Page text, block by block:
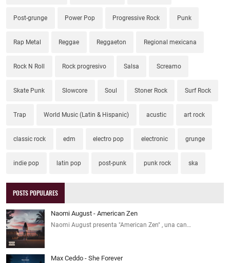
Post-grunge Power Pop Progressive Rock Punk
Rap Metal Reggae Reggaeton Regional mexicana
Rock N Roll Rock progresivo Salsa Screamo
Skate Punk Slowcore Soul Stoner Rock Surf Rock
Trap World Music (Latin & Hispanic) acustic art rock
classic rock edm electro pop electronic grunge
indie pop latin pop post-punk punk rock ska
POSTS POPULARES
Naomi August - American Zen
Naomi August presenta "American Zen" , una can…
Max Ceddo - She Forever